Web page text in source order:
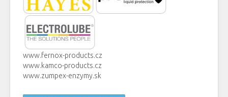
www.fernox-products.cz
www.kamco-products.cz
www.zumpex-enzymy.sk